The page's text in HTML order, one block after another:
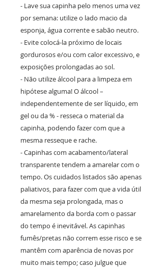
- Lave sua capinha pelo menos uma vez
por semana: utilize o lado macio da
esponja, água corrente e sabão neutro.
- Evite colocá-la próximo de locais
gordurosos e/ou com calor excessivo, e
exposições prolongadas ao sol.
- Não utilize álcool para a limpeza em
hipótese alguma! O álcool –
independentemente de ser líquido, em
gel ou da % - resseca o material da
capinha, podendo fazer com que a
mesma resseque e rache.
- Capinhas com acabamento/lateral
transparente tendem a amarelar com o
tempo. Os cuidados listados são apenas
paliativos, para fazer com que a vida útil
da mesma seja prolongada, mas o
amarelamento da borda com o passar
do tempo é inevitável. As capinhas
fumês/pretas não correm esse risco e se
mantêm com aparência de novas por
muito mais tempo; caso julgue que